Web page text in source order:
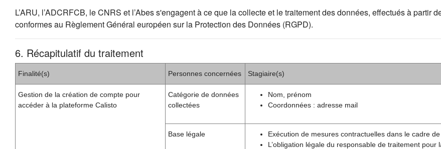
L’ARU, l’ADCRFCB, le CNRS et l’Abes s'engagent à ce que la collecte et le traitement des données, effectués à partir
conformes au Règlement Général européen sur la Protection des Données (RGPD).
6. Récapitulatif du traitement
Finalité(s) Personnes concernées Stagiaire(s)
Gestion de la création de compte pour
accéder à la plateforme Calisto
Catégorie de données
collectées
Nom, prénom
Coordonnées : adresse mail
Base légale
Exécution de mesures contractuelles dans le cadre
L’obligation légale du responsable de traitement pour